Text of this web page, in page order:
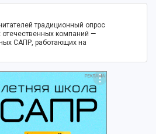
традиционный опрос
компаний —
САПР, работающих на